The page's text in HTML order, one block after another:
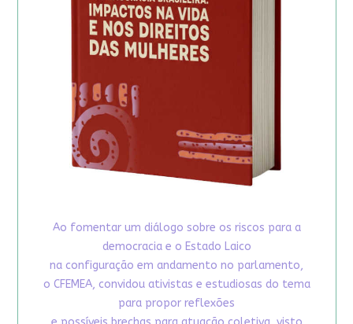
Ao fomentar um diálogo sobre os riscos para a
democracia e o Estado Laico
na configuração em andamento no parlamento,
o CFEMEA, convidou ativistas e estudiosas do tema
para propor reflexões